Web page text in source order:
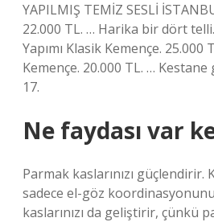
YAPILMIŞ TEMİZ SESLİ
22.000 TL. … Harika bir dört
Yapımı Klasik Kemençe. 25.000
Kemençe. 20.000 TL. …
17.
Ne faydası var
Parmak kaslarınızı güçlendirir.
sadece el-göz
kaslarınızı da geliştirir, çünkü